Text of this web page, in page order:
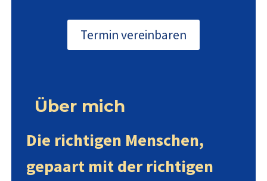
Termin vereinbaren
Über mich
Die richtigen Menschen,
gepaart mit der richtigen